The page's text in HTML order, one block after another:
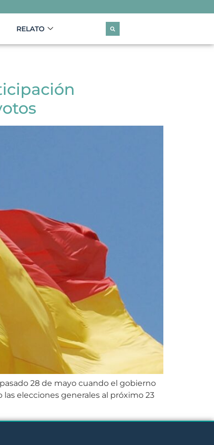
RELATO
28 de mayo cuando el gobierno
elecciones generales al próximo 23